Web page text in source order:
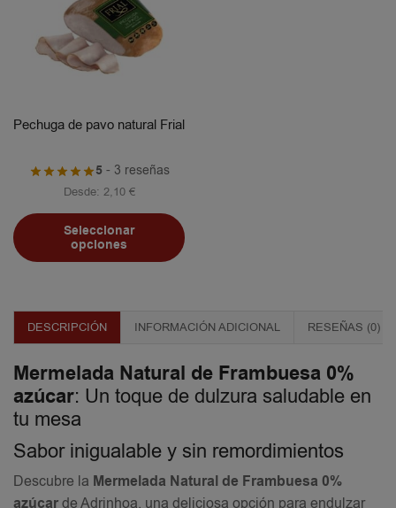
Pechuga de pavo natural Frial
5- 3 reseñas
Desde: 2,10 €
Seleccionar
opciones
DESCRIPCIÓN INFORMACIÓN ADICIONAL RESEÑAS (0)
Mermelada Natural de Frambuesa 0%
azúcar: Un toque de dulzura saludable en
tu mesa
Sabor inigualable y sin remordimientos
Descubre la Mermelada Natural de Frambuesa 0%
azúcarde Adrinhoa, una deliciosa opción para endulzar